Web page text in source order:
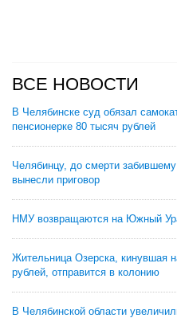
ВСЕ НОВОСТИ
В Челябинске суд обязал
пенсионерке 80 тысяч рублей
Челябинцу, до смерти забившему
вынесли приговор
НМУ возвращаются на Южный
Жительница Озерска, кинувшая
рублей, отправится в колонию
В Челябинской области